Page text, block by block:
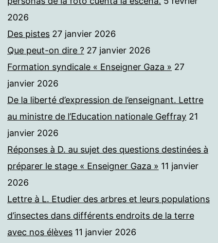
2026
Des pistes 27 janvier 2026
Que peut-on dire ? 27 janvier 2026
Formation syndicale « Enseigner Gaza » 27
janvier 2026
De la liberté d’expression de l’enseignant. Lettre
au ministre de l’Education nationale Geffray 21
janvier 2026
Réponses à D. au sujet des questions destinées à
préparer le stage « Enseigner Gaza » 11 janvier
2026
Lettre à L. Etudier des arbres et leurs populations
d’insectes dans différents endroits de la terre
avec nos élèves 11 janvier 2026